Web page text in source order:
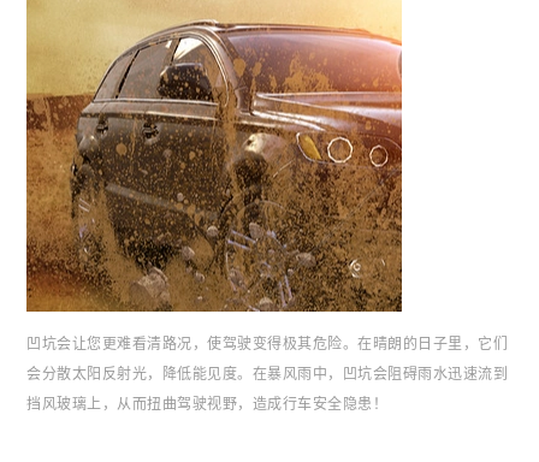
凹坑会让您更难看清路况，使驾驶变得极其危险。在晴朗的日子里，它们
会分散太阳反射光，降低能见度。在暴风雨中，凹坑会阻碍雨水迅速流到
挡风玻璃上，从而扭曲驾驶视野，造成行车安全隐患！